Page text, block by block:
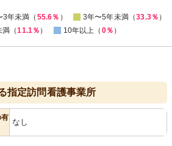
3年未満（ 55.6％ ） 3年〜5年未満（33.3％ ）
満（11.1％ ） 10年以上（ 0％ ）
指定訪問看護事業所
なし